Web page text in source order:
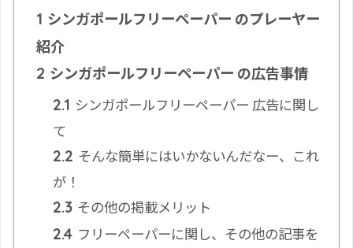
1 シンガポールフリーペーパー のプレーヤー
紹介
2 シンガポールフリーペーパー の広告事情
2.1 シンガポールフリーペーパー 広告に関し
て
2.2 そんな簡単にはいかないんだなー、これ
が！
2.3 その他の掲載メリット
2.4 フリーペーパーに関し、その他の記事を